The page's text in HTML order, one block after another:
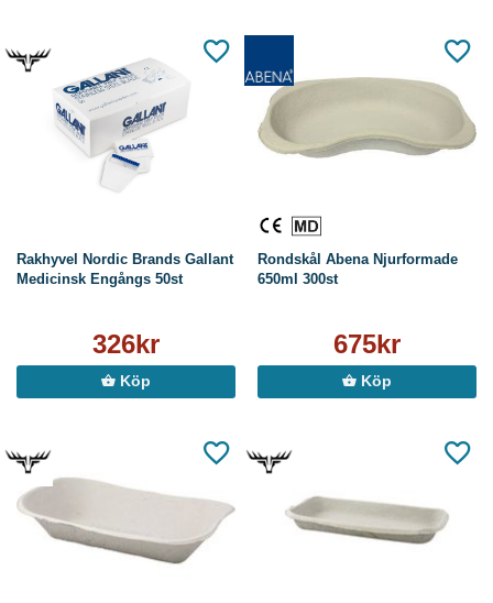
Rakhyvel Nordic Brands Gallant
Medicinsk Engångs 50st
326kr
Köp
Rondskål Abena Njurformade
650ml 300st
675kr
Köp